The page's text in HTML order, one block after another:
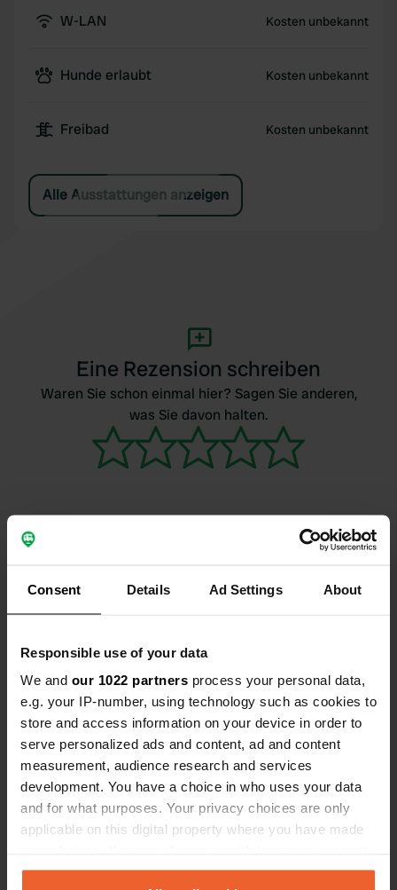
Consent Details Ad Settings About
Responsible use of your data
We and our 1022 partners process your personal data,
e.g. your IP-number, using technology such as cookies to
store and access information on your device in order to
serve personalized ads and content, ad and content
measurement, audience research and services
development. You have a choice in who uses your data
and for what purposes. Your privacy choices are only
applicable on this digital property where you have made
any time from the Cookie Declaration or by clicking on
W-LAN Kosten unbekannt
Hunde erlaubt Kosten unbekannt
Freibad Kosten unbekannt
Alle Ausstattungen anzeigen
Eine Rezension schreiben
Waren Sie schon einmal hier? Sagen Sie anderen,
was Sie davon halten.
Standort
Koordinaten
42° 26' 25" N 2° 37' 24" E
Kopie
42.440307 2.623243
Sitecode
113122
Upgrade aufPRO+ PRO+